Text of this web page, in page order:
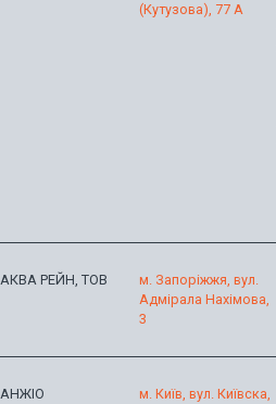
(Кутузова), 77 А
АКВА РЕЙН, ТОВ
м. Запоріжжя, вул.
Адмірала Нахімова,
3
АНЖІО
м. Київ, вул. Київска,